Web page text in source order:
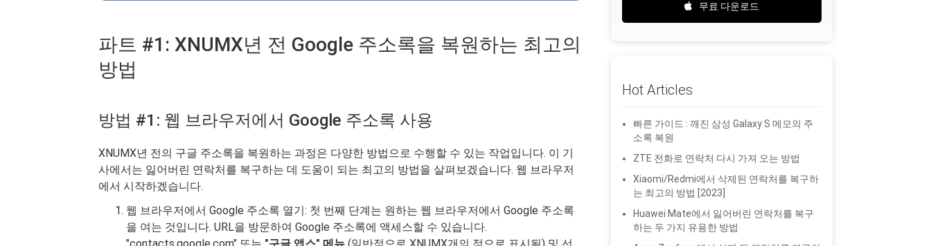
파트 #1: XNUMX년 전 Google 주소록을 복원하는 최고의
방법
방법 #1: 웹 브라우저에서 Google 주소록 사용
XNUMX년 전의 구글 주소록을 복원하는 과정은 다양한 방법으로 수행할 수 있는 작업입니다. 이 기
사에서는 잃어버린 연락처를 복구하는 데 도움이 되는 최고의 방법을 살펴보겠습니다. 웹 브라우저
에서 시작하겠습니다.
웹 브라우저에서 Google 주소록 열기: 첫 번째 단계는 원하는 웹 브라우저에서 Google 주소록
을 여는 것입니다. URL을 방문하여 Google 주소록에 액세스할 수 있습니다.
무료 다운로드
Hot Articles
빠른 가이드 : 깨진 삼성 Galaxy S 메모의 주
소록 복원
ZTE 전화로 연락처 다시 가져 오는 방법
Xiaomi/Redmi에서 삭제된 연락처를 복구하
는 최고의 방법 [2023]
Huawei Mate에서 잃어버린 연락처를 복구
하는 두 가지 유용한 방법